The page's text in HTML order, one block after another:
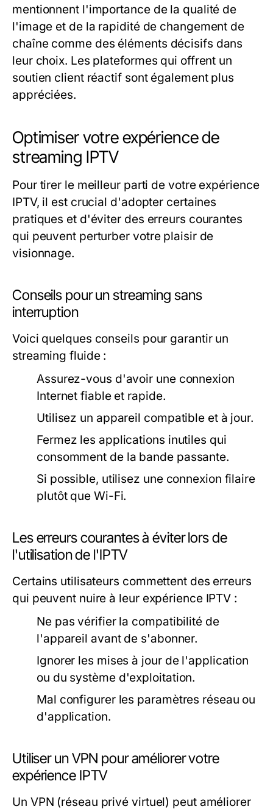
mentionnent l'importance de la qualité de
l'image et de la rapidité de changement de
chaîne comme des éléments décisifs dans
leur choix. Les plateformes qui offrent un
soutien client réactif sont également plus
appréciées.
Optimiser votre expérience de
streaming IPTV
Pour tirer le meilleur parti de votre expérience
IPTV, il est crucial d'adopter certaines
pratiques et d'éviter des erreurs courantes
qui peuvent perturber votre plaisir de
visionnage.
Conseils pour un streaming sans
interruption
Voici quelques conseils pour garantir un
streaming fluide :
Assurez-vous d'avoir une connexion
Internet fiable et rapide.
Utilisez un appareil compatible et à jour.
Fermez les applications inutiles qui
consomment de la bande passante.
Si possible, utilisez une connexion filaire
plutôt que Wi-Fi.
Les erreurs courantes à éviter lors de
l'utilisation de l'IPTV
Certains utilisateurs commettent des erreurs
qui peuvent nuire à leur expérience IPTV :
Ne pas vérifier la compatibilité de
l'appareil avant de s'abonner.
Ignorer les mises à jour de l'application
ou du système d'exploitation.
Mal configurer les paramètres réseau ou
d'application.
Utiliser un VPN pour améliorer votre
expérience IPTV
Un VPN (réseau privé virtuel) peut améliorer